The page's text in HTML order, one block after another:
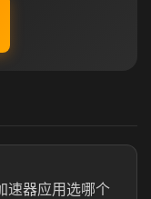
速器应用选哪个